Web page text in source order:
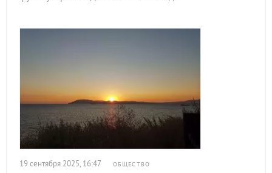
19 сентября 2025, 16:47 ОБЩЕСТВО